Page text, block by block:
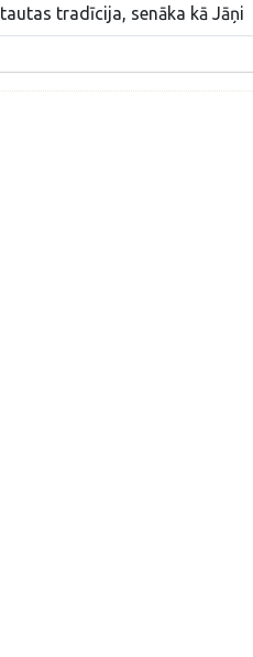
tradīcija, senāka kā Jāņi